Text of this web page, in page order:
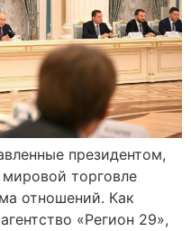
президентом,
торговле
отношений. Как
«Регион 29»,